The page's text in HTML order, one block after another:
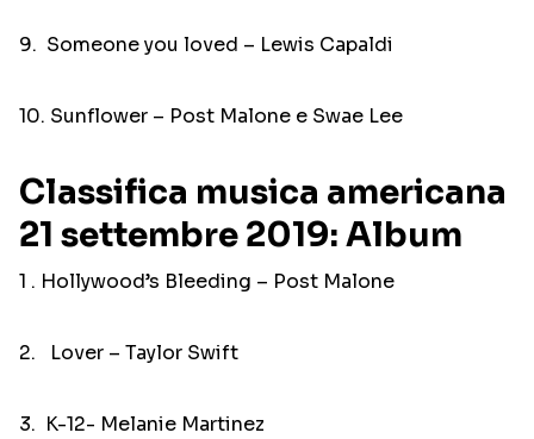
9. Someone you loved – Lewis Capaldi
10. Sunflower – Post Malone e Swae Lee
Classifica musica americana
21 settembre 2019: Album
1 . Hollywood’s Bleeding – Post Malone
2. Lover – Taylor Swift
3. K-12- Melanie Martinez